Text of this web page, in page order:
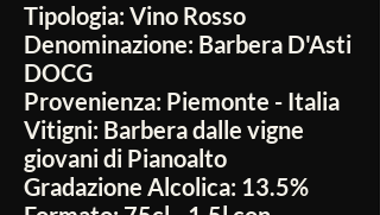
Tipologia: Vino Rosso
Denominazione: Barbera D'Asti
DOCG
Provenienza: Piemonte - Italia
Vitigni: Barbera dalle vigne
giovani di Pianoalto
Gradazione Alcolica: 13.5%